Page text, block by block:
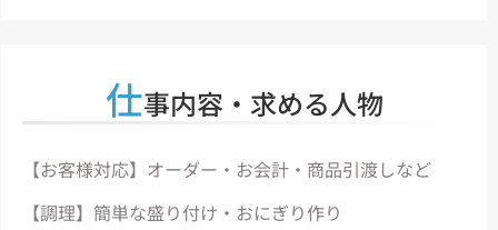
仕事内容・求める人物
【お客様対応】オーダー・お会計・商品引渡しなど
【調理】簡単な盛り付け・おにぎり作り